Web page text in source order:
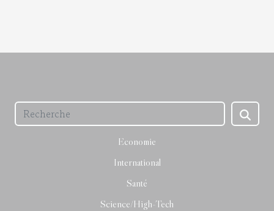
Economie
International
Santé
Science/High-Tech